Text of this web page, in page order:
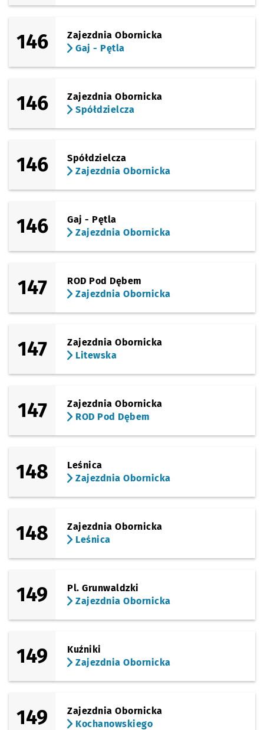
146
Zajezdnia Obornicka
Gaj - Pętla
146
Zajezdnia Obornicka
Spółdzielcza
146
Spółdzielcza
Zajezdnia Obornicka
146
Gaj - Pętla
Zajezdnia Obornicka
147
ROD Pod Dębem
Zajezdnia Obornicka
147
Zajezdnia Obornicka
Litewska
147
Zajezdnia Obornicka
ROD Pod Dębem
148
Leśnica
Zajezdnia Obornicka
148
Zajezdnia Obornicka
Leśnica
149
Pl. Grunwaldzki
Zajezdnia Obornicka
149
Kuźniki
Zajezdnia Obornicka
149
Zajezdnia Obornicka
Kochanowskiego